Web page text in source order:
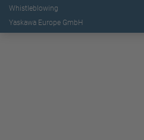
Whistleblowing
Yaskawa Europe GmbH